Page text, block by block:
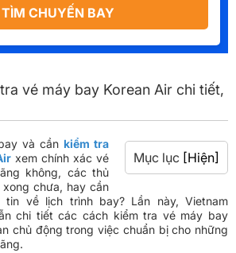
TÌM CHUYẾN BAY
vé máy bay Korean Air chi tiết,
Mục lục [Hiện]
và cần kiểm tra
xem chính xác vé
không, các thủ
chưa, hay cần
về lịch trình bay? Lần này, Vietnam
chi tiết các cách kiểm tra vé máy bay
chủ động trong việc chuẩn bị cho những